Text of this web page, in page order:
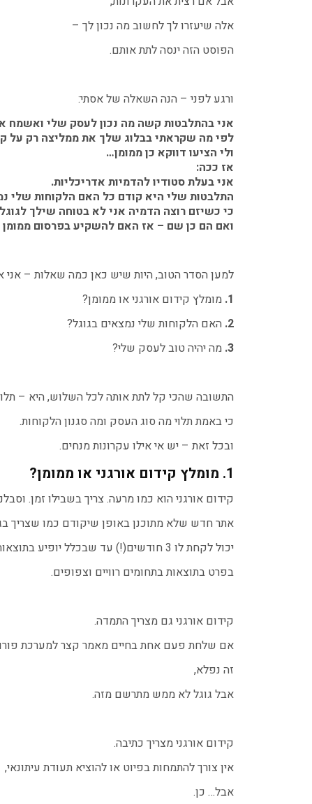
אלה שיעזרו לך לחשוב מה נכון לך –
הפוסט הזה ינסה לתת אותם.
ורגע לפני – הנה השאלה של אסתי:
אני בהתלבטות קשה מה נכון לעסק שלי ואשמח
לפי מה שקראתי בבלוג שלך את ממליצה רק על
ולי הציעו דווקא כן ממומן…
אז ככה:
אני בעלת סטודיו להדמיות אדריכליות.
התלבטות שלי היא קודם כל האם הלקוחות שלי
כי כשיזם רוצה הדמיה אני לא בטוחה שילך
ואם הם כן שם – אז האם להשקיע בפרסום ממומן
למען הסדר הטוב, היות שיש כאן כמה שאלות – אני
1. מומלץ קידום אורגני או ממומן?
2. האם הלקוחות שלי נמצאים בגוגל?
3. מה יהיה טוב לעסק שלי?
התשובה שהכי קל לתת אותה לכל השלוש, היא –
כי באמת תלוי מה סוג העסק ומה סגנון הלקוחות.
ובכל זאת – יש אי אילו עקרונות מנחים.
1. מומלץ קידום אורגני או ממומן?
קידום אורגני הוא כמו מרעה. צריך בשבילו זמן.
אתר חדש שלא מתוכנן באופן שיקודם כמו שצריך
יכול לקחת לו 3 חודשים(!) עד שבכלל יופיע בתוצאות החיפוש.
בפרט בתוצאות בתחומים רוויים וצפופים.
קידום אורגני גם מצריך התמדה.
אם שלחת פעם אחת בחיים מאמר קצר למערכת
זה נפלא,
אבל גוגל לא ממש מתרשם מזה.
קידום אורגני מצריך כתיבה.
אין צורך להתמחות בפיוט או להוציא תעודת עיתונאי,
אבל… כן.